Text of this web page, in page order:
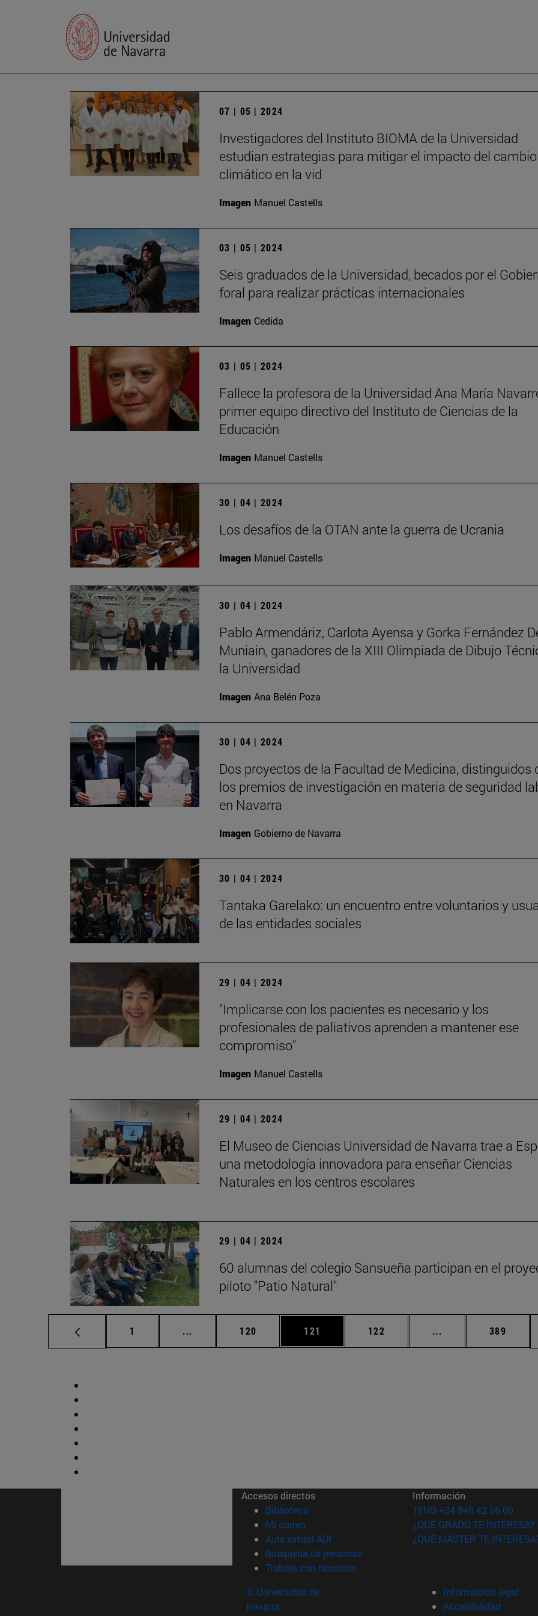
07 | 05 | 2024
Investigadores del Instituto BIOMA de la Universidad
estudian estrategias para mitigar el impacto del cambio
climático en la vid
Imagen Manuel Castells
03 | 05 | 2024
Seis graduados de la Universidad, becados por el
foral para realizar prácticas internacionales
Imagen Cedida
03 | 05 | 2024
Fallece la profesora de la Universidad Ana María
primer equipo directivo del Instituto de Ciencias de la
Educación
Imagen Manuel Castells
30 | 04 | 2024
Los desafíos de la OTAN ante la guerra de Ucrania
Imagen Manuel Castells
30 | 04 | 2024
Pablo Armendáriz, Carlota Ayensa y Gorka Fernández
Muniain, ganadores de la XIII Olimpiada de Dibujo
la Universidad
Imagen Ana Belén Poza
30 | 04 | 2024
Dos proyectos de la Facultad de Medicina, distinguidos
los premios de investigación en materia de seguridad
en Navarra
Imagen Gobierno de Navarra
30 | 04 | 2024
Tantaka Garelako: un encuentro entre voluntarios y
de las entidades sociales
29 | 04 | 2024
"Implicarse con los pacientes es necesario y los
profesionales de paliativos aprenden a mantener ese
compromiso"
Imagen Manuel Castells
29 | 04 | 2024
El Museo de Ciencias Universidad de Navarra trae a
una metodología innovadora para enseñar Ciencias
Naturales en los centros escolares
29 | 04 | 2024
60 alumnas del colegio Sansueña participan en el
piloto "Patio Natural"
Página
1 ... Páginas intermedias Use TAB para desplazarse.
Página
120 Página
121 Página
122 ... Páginas Página
389
Accesos directos
Biblioteca (abre en nueva ventana)
Mi correo(abre en nueva ventana)
Aula virtual ADI (abre en nueva ventana)
Búsqueda de personas(abre en nueva ventana)
Trabaja con nosotros(abre en nueva ventana)
Información
TFNO +34 948 42 56 00
¿QUÉ GRADO TE INTERESA?
¿QUÉ MÁSTER TE
© Universidad de
Navarra
Información legal
Accesibilidad